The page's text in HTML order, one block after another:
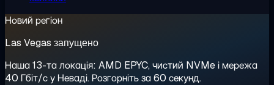
Новий регіон
Las Vegas запущено
Наша 13-та локація: AMD EPYC, чистий NVMe і мережа
40 Гбіт/с у Неваді. Розгорніть за 60 секунд.